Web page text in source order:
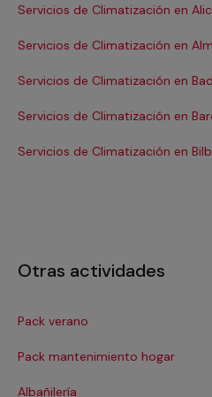
Servicios de Climatización en
Servicios de Climatización en
Servicios de Climatización en
Servicios de Climatización en
Servicios de Climatización en
Otras actividades
Pack verano
Pack mantenimiento hogar
Albañilería